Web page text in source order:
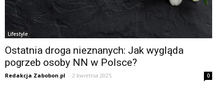
Lifestyle
Ostatnia droga nieznanych: Jak wygląda
pogrzeb osoby NN w Polsce?
Redakcja Zabobon.pl - 2 kwietnia 2025 0